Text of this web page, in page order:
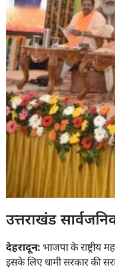
उत्तराखंड
देहरादून: भाजपा के राष्ट्रीय
इसके लिए धामी सरकार की